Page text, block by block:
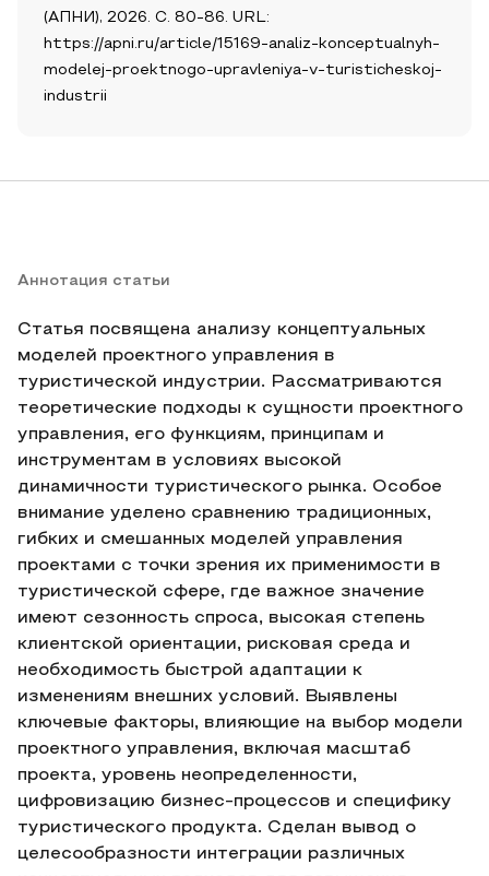
(АПНИ), 2026. С. 80-86. URL:
https://apni.ru/article/15169-analiz-konceptualnyh-
modelej-proektnogo-upravleniya-v-turisticheskoj-
industrii
Аннотация статьи
Статья посвящена анализу концептуальных
моделей проектного управления в
туристической индустрии. Рассматриваются
теоретические подходы к сущности проектного
управления, его функциям, принципам и
инструментам в условиях высокой
динамичности туристического рынка. Особое
внимание уделено сравнению традиционных,
гибких и смешанных моделей управления
проектами с точки зрения их применимости в
туристической сфере, где важное значение
имеют сезонность спроса, высокая степень
клиентской ориентации, рисковая среда и
необходимость быстрой адаптации к
изменениям внешних условий. Выявлены
ключевые факторы, влияющие на выбор модели
проектного управления, включая масштаб
проекта, уровень неопределенности,
цифровизацию бизнес-процессов и специфику
туристического продукта. Сделан вывод о
целесообразности интеграции различных